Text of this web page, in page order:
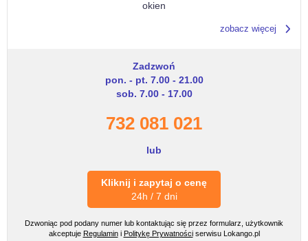
okien
zobacz więcej
Zadzwoń
pon. - pt. 7.00 - 21.00
sob. 7.00 - 17.00
732 081 021
lub
Kliknij i zapytaj o cenę
24h / 7 dni
Dzwoniąc pod podany numer lub kontaktując się przez formularz, użytkownik
akceptuje Regulamini Politykę Prywatnościserwisu Lokango.pl